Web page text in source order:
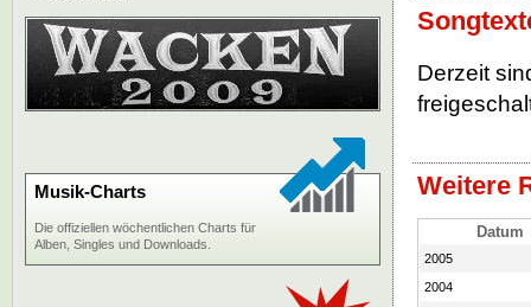
Derzeit
Weitere
Datum
2005
2004
Musik-Charts
Die offiziellen wöchentlichen Charts für
Alben, Singles und Downloads.